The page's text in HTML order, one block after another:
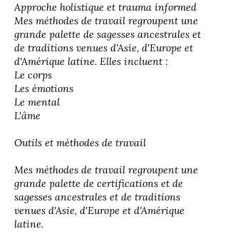
Approche holistique et trauma informed
Mes méthodes de travail regroupent une
grande palette de sagesses ancestrales et
de traditions venues d'Asie, d'Europe et
d'Amérique latine. Elles incluent :
Le corps
Les émotions
Le mental
L'âme
Outils et méthodes de travail
Mes méthodes de travail regroupent une
grande palette de certifications et de
sagesses ancestrales et de traditions
venues d'Asie, d'Europe et d'Amérique
latine.